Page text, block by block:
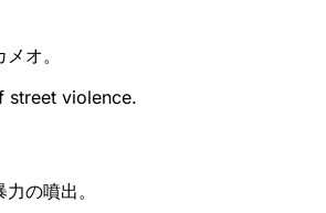
オ。
street violence.
の噴出。